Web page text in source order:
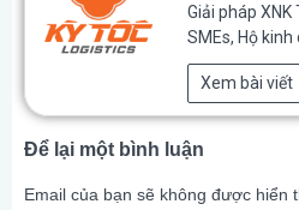
Giải pháp
SMEs, Hộ kinh
Xem bài viết
Để lại một bình luận
Email của bạn sẽ không được hiển